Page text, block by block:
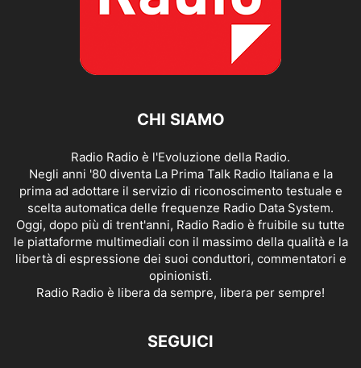
CHI SIAMO
Radio Radio è l'Evoluzione della Radio.
Negli anni '80 diventa La Prima Talk Radio Italiana e la
prima ad adottare il servizio di riconoscimento testuale e
scelta automatica delle frequenze Radio Data System.
Oggi, dopo più di trent'anni, Radio Radio è fruibile su tutte
le piattaforme multimediali con il massimo della qualità e la
libertà di espressione dei suoi conduttori, commentatori e
opinionisti.
Radio Radio è libera da sempre, libera per sempre!
SEGUICI